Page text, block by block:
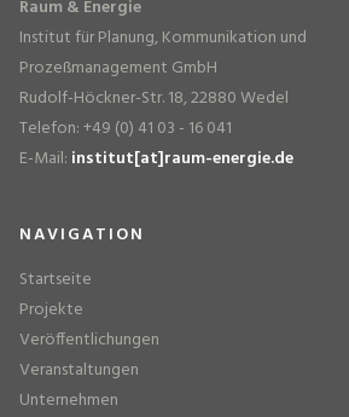
Raum & Energie
Institut für Planung, Kommunikation und
Prozeßmanagement GmbH
Rudolf-Höckner-Str. 18, 22880 Wedel
Telefon: +49 (0) 41 03 - 16 041
E-Mail: institut[at]raum-energie.de
NAVIGATION
Startseite
Projekte
Veröffentlichungen
Veranstaltungen
Unternehmen